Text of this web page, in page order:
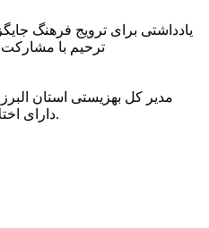
یادداشتی برای ترویج فرهنگ
ترحیم با مشارکت
دارای اختلالات بینایی در این استان خبر داد.